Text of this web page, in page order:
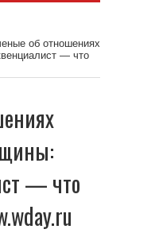
об отношениях
— что
— что